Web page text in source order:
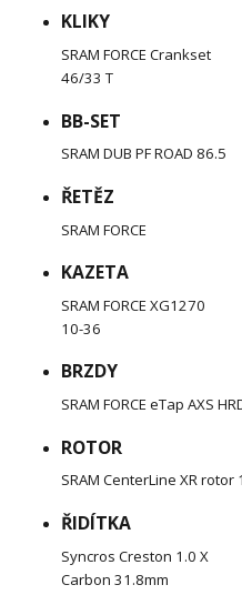
KLIKY
SRAM FORCE Crankset
46/33 T
BB-SET
SRAM DUB PF ROAD 86.5
ŘETĚZ
SRAM FORCE
KAZETA
SRAM FORCE XG1270
10-36
BRZDY
SRAM FORCE eTap AXS
ROTOR
SRAM CenterLine XR
ŘIDÍTKA
Syncros Creston 1.0 X
Carbon 31.8mm